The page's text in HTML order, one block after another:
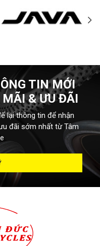
TIN MỚI
& ƯU ĐÃI
lại thông tin để nhận
đãi sớm nhất từ Tâm